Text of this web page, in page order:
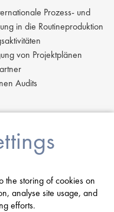
Prozess- und
in die Routineproduktion
von Projektplänen
Audits
Umfeld
in Wort und Schrift
the storing of cookies on
analyse site usage, and
efforts.